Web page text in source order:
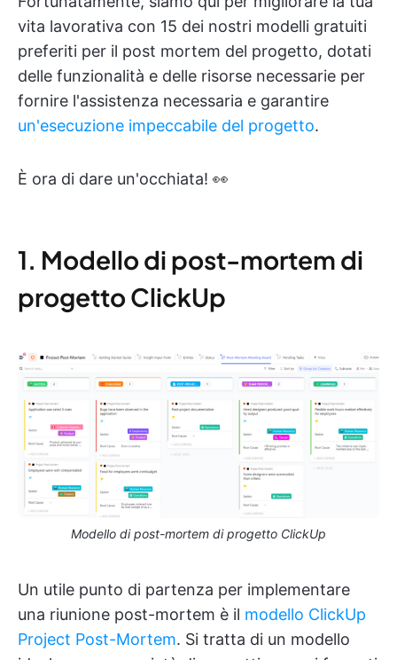
vita lavorativa con 15 dei nostri modelli gratuiti
preferiti per il post mortem del progetto, dotati
delle funzionalità e delle risorse necessarie per
fornire l'assistenza necessaria e garantire
un'esecuzione impeccabile del progetto.
È ora di dare un'occhiata! 👀
1. Modello di post-mortem di
progetto ClickUp
Modello di post-mortem di progetto ClickUp
Un utile punto di partenza per implementare
una riunione post-mortem è il modello ClickUp
Project Post-Mortem. Si tratta di un modello